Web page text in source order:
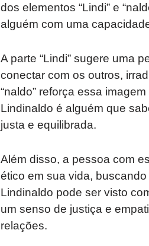
dos elementos “Lindi” e
alguém com uma
A parte “Lindi” sugere uma
conectar com os outros,
“naldo” reforça essa
Lindinaldo é alguém que
justa e equilibrada.
Além disso, a pessoa com
ético em sua vida,
Lindinaldo pode ser visto
um senso de justiça e
relações.